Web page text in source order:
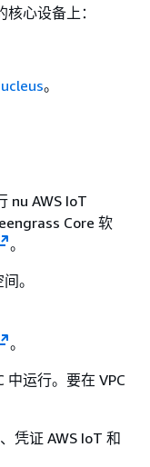
心设备上：
。
nu AWS IoT
Core 软
。
。
。
中运行。要在 VPC
凭证 AWS IoT 和